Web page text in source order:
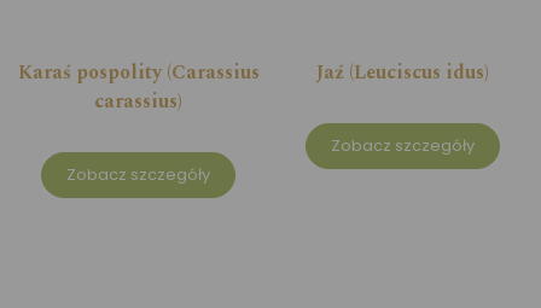
Karaś pospolity (Carassius
carassius)
Zobacz szczegóły
Jaź (Leuciscus idus)
Zobacz szczegóły